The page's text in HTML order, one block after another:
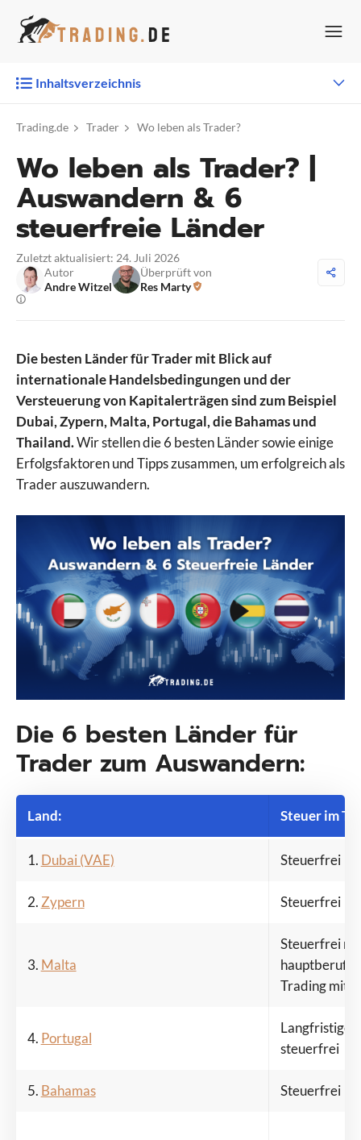
Inhalt
Inhaltsverzeichnis
Trading.de Trader Wo leben als Trader?
Wo leben als Trader? |
Auswandern & 6
steuerfreie Länder
Zuletzt aktualisiert: 24. Juli 2026
Autor
Andre Witzel
Überprüft von
Res Marty
Die besten Länder für Trader mit Blick auf
internationale Handelsbedingungen und der
Versteuerung von Kapitalerträgen sind zum Beispiel
Dubai, Zypern, Malta, Portugal, die Bahamas und
Thailand.Wir stellen die 6 besten Länder sowie einige
Erfolgsfaktoren und Tipps zusammen, um erfolgreich als
Trader auszuwandern.
Die 6 besten Länder für
Trader zum Auswandern:
Land: Steuer im
1. Dubai (VAE) Steuerfrei
2. Zypern Steuerfrei
3. Malta
Steuerfrei
Trading mit
4. Portugal
Langfristige
steuerfrei
5. Bahamas Steuerfrei